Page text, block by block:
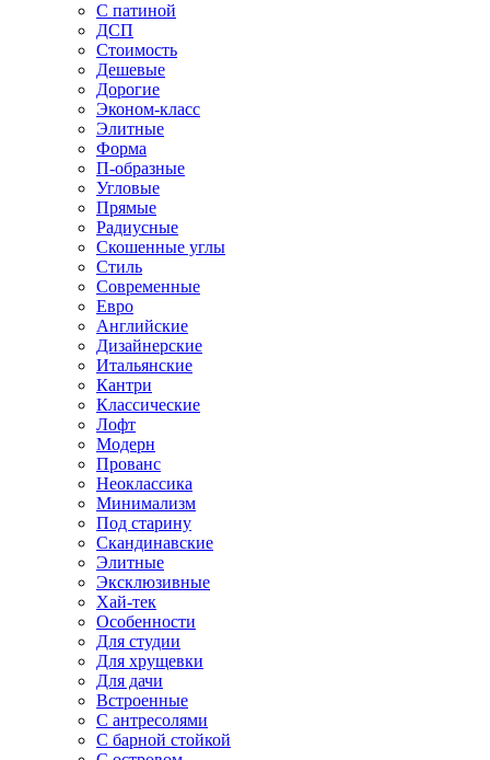
С патиной
ДСП
Стоимость
Дешевые
Дорогие
Эконом-класс
Элитные
Форма
П-образные
Угловые
Прямые
Радиусные
Скошенные углы
Стиль
Современные
Евро
Английские
Дизайнерские
Итальянские
Кантри
Классические
Лофт
Модерн
Прованс
Неоклассика
Минимализм
Под старину
Скандинавские
Элитные
Эксклюзивные
Хай-тек
Особенности
Для студии
Для хрущевки
Для дачи
Встроенные
С антресолями
С барной стойкой